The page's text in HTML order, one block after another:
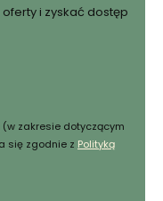
i zyskać dostęp
(w zakresie dotyczącym
się zgodnie z Polityką